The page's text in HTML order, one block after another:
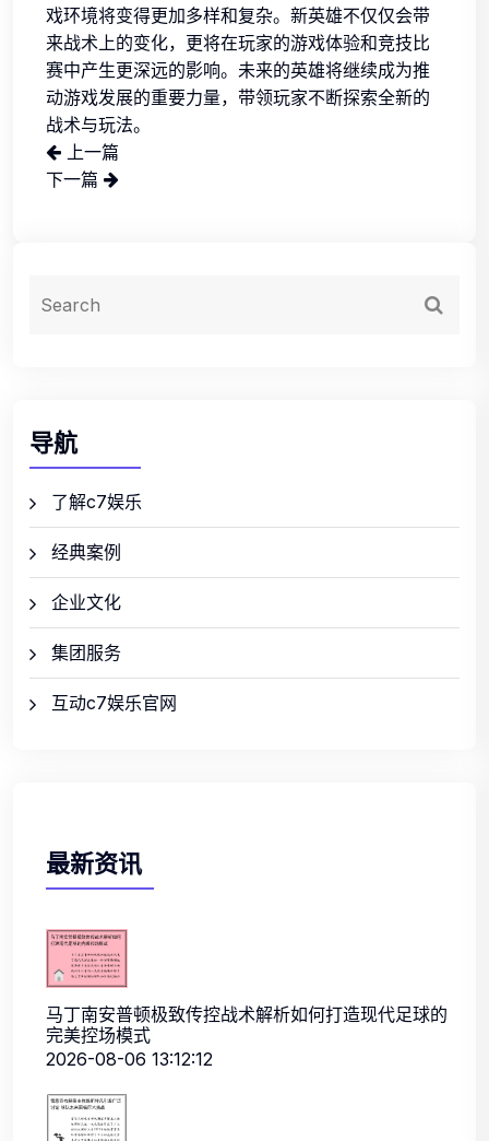
戏环境将变得更加多样和复杂。新英雄不仅仅会带
来战术上的变化，更将在玩家的游戏体验和竞技比
赛中产生更深远的影响。未来的英雄将继续成为推
动游戏发展的重要力量，带领玩家不断探索全新的
战术与玩法。
上一篇
下一篇
导航
了解c7娱乐
经典案例
企业文化
集团服务
互动c7娱乐官网
最新资讯
马丁南安普顿极致传控战术解析如何打造现代足球的
完美控场模式
2026-08-06 13:12:12